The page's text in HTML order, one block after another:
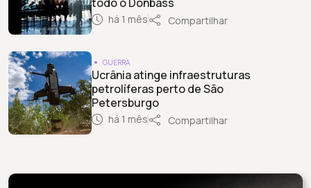
há 1 mês Compartilhar
GUERRA
Ucrânia atinge infraestruturas
petrolíferas perto de São
Petersburgo
há 1 mês Compartilhar